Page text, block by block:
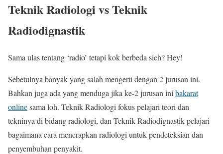
Teknik Radiologi vs Teknik
Radiodignastik
Sama ulas tentang ‘radio’ tetapi kok berbeda sich? Hey!
Sebetulnya banyak yang salah mengerti dengan 2 jurusan ini.
Bahkan juga ada yang menduga jika ke-2 jurusan ini bakarat
onlinesama loh. Teknik Radiologi fokus pelajari teori dan
tekninya di bidang radiologi, dan Teknik Radiodignastik pelajari
bagaimana cara menerapkan radiologi untuk pendeteksian dan
penyembuhan penyakit.